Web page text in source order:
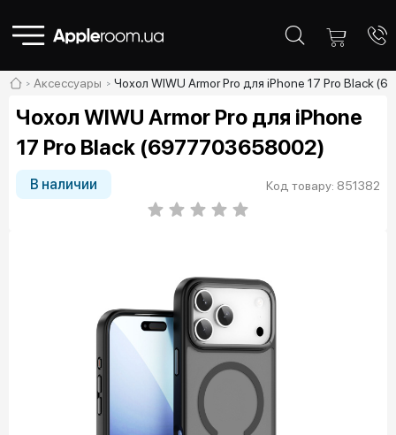
Аксессуары Чохол WIWU Armor Pro для iPhone 17 Pro Black
Чохол WIWU Armor Pro для iPhone
17 Pro Black (6977703658002)
В наличии Код товару: 851382